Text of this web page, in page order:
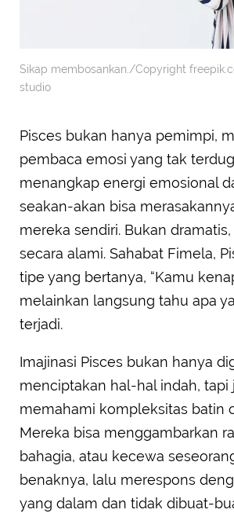
Sikap membosankan./Copyright
studio
Pisces bukan hanya pemimpi,
pembaca emosi yang tak
menangkap energi emosional
seakan-akan bisa
mereka sendiri. Bukan
secara alami. Sahabat Fimela,
tipe yang bertanya, “Kamu
melainkan langsung tahu apa
terjadi.
Imajinasi Pisces bukan hanya
menciptakan hal-hal indah, tapi
memahami kompleksitas batin
Mereka bisa menggambarkan
bahagia, atau kecewa
benaknya, lalu merespons
yang dalam dan tidak dibuat-